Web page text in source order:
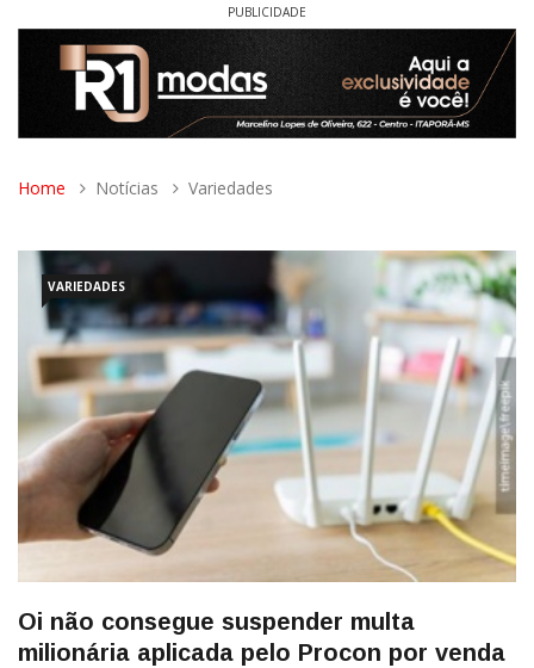
PUBLICIDADE
Home Notícias Variedades
VARIEDADES
Oi não consegue suspender multa
milionária aplicada pelo Procon por venda